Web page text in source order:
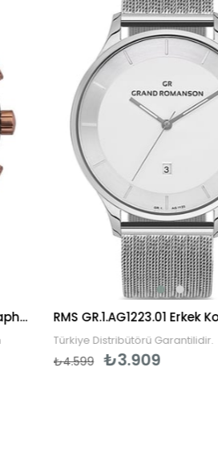
Quantum ADG853.651 Chronograph Erkek Kol Saati RMS GR.1.AG1223.01 Erkek
Türkiye Distribütörü Garantilidir.
₺3.909
₺4.599